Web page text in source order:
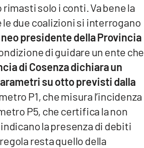
rimasti solo i conti. Va bene la
le due coalizioni si interrogano
presidente della Provincia
di guidare un ente che
di Cosenza dichiara un
su otto previsti dalla
P1, che misura l’incidenza
P5, che certifica la non
la presenza di debiti
resta quello della